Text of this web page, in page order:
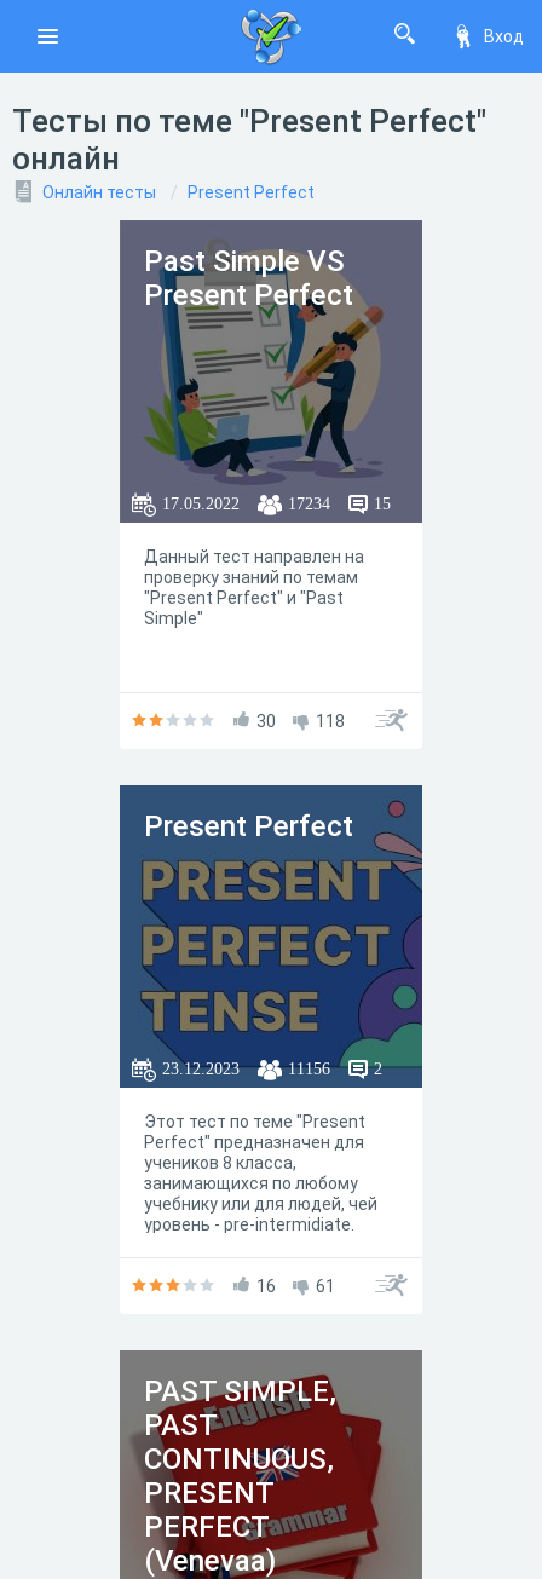
Вход
Тесты по теме "Present Perfect"
онлайн
Онлайн тесты Present Perfect
Past Simple VS
Present Perfect
17.05.2022 17234 15
Данный тест направлен на
проверку знаний по темам
"Present Perfect" и "Past
Simple"
30 118
Present Perfect
23.12.2023 11156 2
Этот тест по теме "Present
Perfect" предназначен для
учеников 8 класса,
занимающихся по любому
учебнику или для людей, чей
уровень - pre-intermidiate.
16 61
PAST SIMPLE,
PAST
CONTINUOUS,
PRESENT
PERFECT
(Venevaa)